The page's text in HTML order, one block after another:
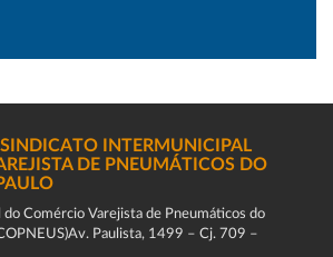
INTERMUNICIPAL
DE PNEUMÁTICOS DO
Comércio Varejista de Pneumáticos do
Paulista, 1499 – Cj. 709 –